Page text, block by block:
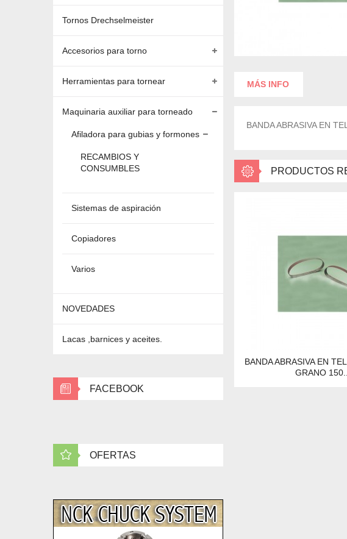
Tornos Drechselmeister
Accesorios para torno
Herramientas para tornear
Maquinaria auxiliar para torneado
Afiladora para gubias y formones
RECAMBIOS Y
CONSUMBLES
Sistemas de aspiración
Copiadores
Varios
NOVEDADES
Lacas ,barnices y aceites.
FACEBOOK
OFERTAS
MÁS INFO
BANDA ABRASIVA EN
PRODUCTOS
BANDA ABRASIVA EN
GRANO